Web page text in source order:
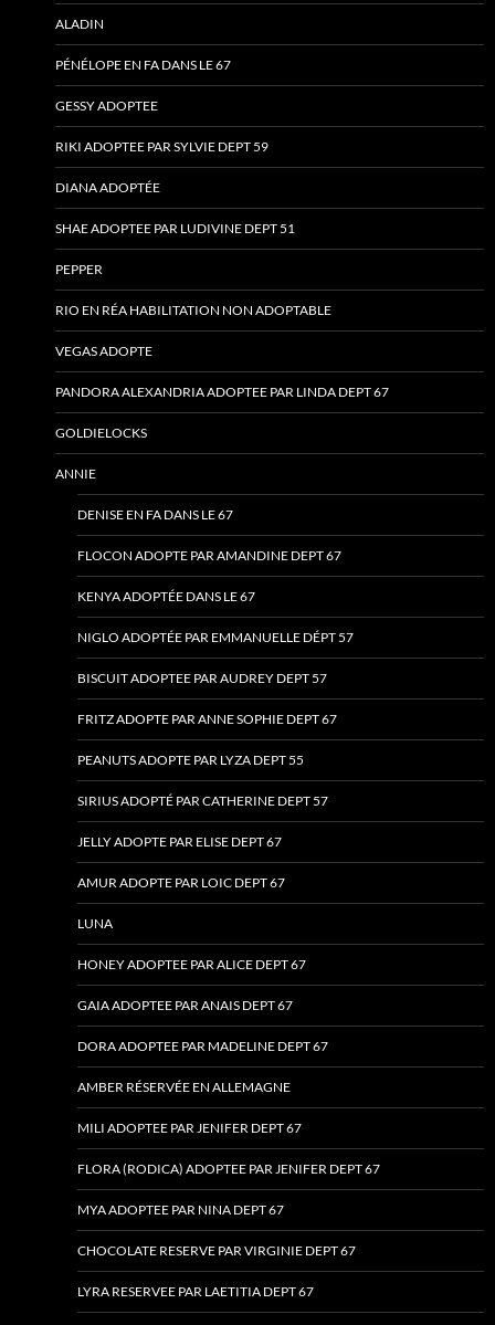
ALADIN
PÉNÉLOPE EN FA DANS LE 67
GESSY ADOPTEE
RIKI ADOPTEE PAR SYLVIE DEPT 59
DIANA ADOPTÉE
SHAE ADOPTEE PAR LUDIVINE DEPT 51
PEPPER
RIO EN RÉA HABILITATION NON ADOPTABLE
VEGAS ADOPTE
PANDORA ALEXANDRIA ADOPTEE PAR LINDA DEPT 67
GOLDIELOCKS
ANNIE
DENISE EN FA DANS LE 67
FLOCON ADOPTE PAR AMANDINE DEPT 67
KENYA ADOPTÉE DANS LE 67
NIGLO ADOPTÉE PAR EMMANUELLE DÉPT 57
BISCUIT ADOPTEE PAR AUDREY DEPT 57
FRITZ ADOPTE PAR ANNE SOPHIE DEPT 67
PEANUTS ADOPTE PAR LYZA DEPT 55
SIRIUS ADOPTÉ PAR CATHERINE DEPT 57
JELLY ADOPTE PAR ELISE DEPT 67
AMUR ADOPTE PAR LOIC DEPT 67
LUNA
HONEY ADOPTEE PAR ALICE DEPT 67
GAIA ADOPTEE PAR ANAIS DEPT 67
DORA ADOPTEE PAR MADELINE DEPT 67
AMBER RÉSERVÉE EN ALLEMAGNE
MILI ADOPTEE PAR JENIFER DEPT 67
FLORA (RODICA) ADOPTEE PAR JENIFER DEPT 67
MYA ADOPTEE PAR NINA DEPT 67
CHOCOLATE RESERVE PAR VIRGINIE DEPT 67
LYRA RESERVEE PAR LAETITIA DEPT 67